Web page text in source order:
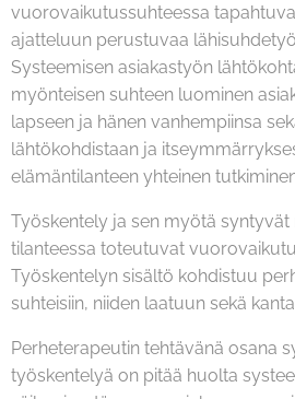
vuorovaikutussuhteessa
ajatteluun perustuvaa
Systeemisen asiakastyön
myönteisen suhteen luominen
lapseen ja hänen vanhempiinsa
lähtökohdistaan ja
elämäntilanteen yhteinen
Työskentely ja sen myötä
tilanteessa toteutuvat
Työskentelyn sisältö kohdistuu
suhteisiin, niiden laatuun sekä
Perheterapeutin tehtävänä osana
työskentelyä on pitää huolta